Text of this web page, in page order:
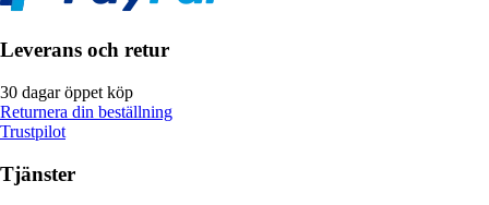
Leverans och retur
30 dagar öppet köp
Returnera din beställning
Trustpilot
Tjänster